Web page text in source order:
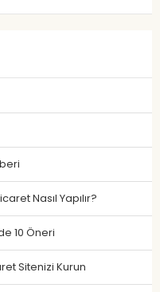
Nasıl Yapılır?
10 Öneri
Sitenizi Kurun